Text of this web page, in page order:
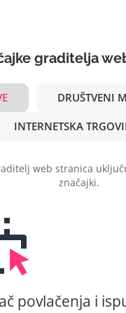
graditelja
DRUŠTVENI
INTERNETSKA
web stranica
značajki.
povlačenja i